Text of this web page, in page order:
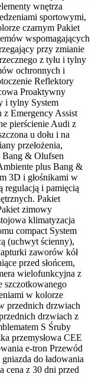
wnętrza
sportowymi,
czarnym Pakiet
wspomagających
przy zmianie
z tyłu i tylny
ochronnych i
Reflektory
Proaktywny
i tylny System
z Emergency Assist
pierścienie Audi z
u dołu i na
przełożenia,
Bang & Olufsen
plus Bang &
3D i głośnikami w
regulacją i pamięcią
Pakiet
zimowy
klimatyzacja
compact System
(uchwyt ścienny),
zaworów kół
przed słońcem,
wielofunkcyjna z
szczotkowanego
w kolorze
przednich drzwiach
drzwiach z
S Śruby
przemysłowa CEE
e-tron Przewód
do ładowania
z 30 dni przed